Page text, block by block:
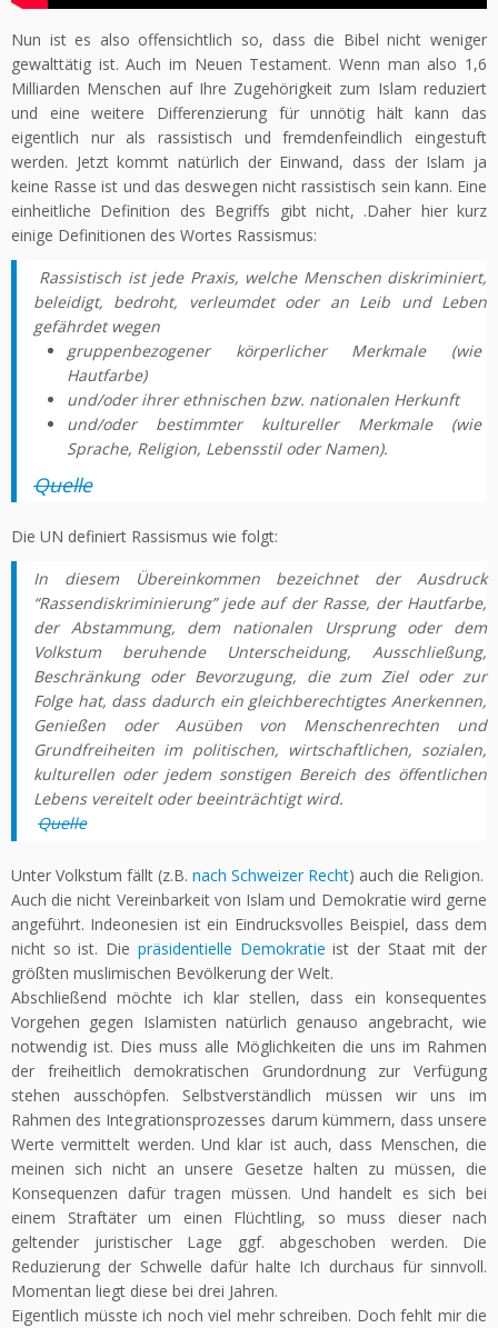
Nun ist es also offensichtlich so, dass die Bibel nicht weniger
gewalttätig ist. Auch im Neuen Testament. Wenn man also 1,6
Milliarden Menschen auf Ihre Zugehörigkeit zum Islam reduziert
und eine weitere Differenzierung für unnötig hält kann das
eigentlich nur als rassistisch und fremdenfeindlich eingestuft
werden. Jetzt kommt natürlich der Einwand, dass der Islam ja
keine Rasse ist und das deswegen nicht rassistisch sein kann. Eine
einheitliche Definition des Begriffs gibt nicht, .Daher hier kurz
einige Definitionen des Wortes Rassismus:
Rassistisch ist jede Praxis, welche Menschen diskriminiert,
beleidigt, bedroht, verleumdet oder an Leib und Leben
gefährdet wegen
gruppenbezogener körperlicher Merkmale (wie
Hautfarbe)
und/oder ihrer ethnischen bzw. nationalen Herkunft
und/oder bestimmter kultureller Merkmale (wie
Sprache, Religion, Lebensstil oder Namen).
Quelle
Die UN definiert Rassismus wie folgt:
In diesem Übereinkommen bezeichnet der Ausdruck
“Rassendiskriminierung” jede auf der Rasse, der Hautfarbe,
der Abstammung, dem nationalen Ursprung oder dem
Volkstum beruhende Unterscheidung, Ausschließung,
Beschränkung oder Bevorzugung, die zum Ziel oder zur
Folge hat, dass dadurch ein gleichberechtigtes Anerkennen,
Genießen oder Ausüben von Menschenrechten und
Grundfreiheiten im politischen, wirtschaftlichen, sozialen,
kulturellen oder jedem sonstigen Bereich des öffentlichen
Lebens vereitelt oder beeinträchtigt wird.
Quelle
Unter Volkstum fällt (z.B. nach Schweizer Recht) auch die Religion.
Auch die nicht Vereinbarkeit von Islam und Demokratie wird gerne
angeführt. Indeonesien ist ein Eindrucksvolles Beispiel, dass dem
nicht so ist. Die präsidentielle Demokratie ist der Staat mit der
größten muslimischen Bevölkerung der Welt.
Abschließend möchte ich klar stellen, dass ein konsequentes
Vorgehen gegen Islamisten natürlich genauso angebracht, wie
notwendig ist. Dies muss alle Möglichkeiten die uns im Rahmen
der freiheitlich demokratischen Grundordnung zur Verfügung
stehen ausschöpfen. Selbstverständlich müssen wir uns im
Rahmen des Integrationsprozesses darum kümmern, dass unsere
Werte vermittelt werden. Und klar ist auch, dass Menschen, die
meinen sich nicht an unsere Gesetze halten zu müssen, die
Konsequenzen dafür tragen müssen. Und handelt es sich bei
einem Straftäter um einen Flüchtling, so muss dieser nach
geltender juristischer Lage ggf. abgeschoben werden. Die
Reduzierung der Schwelle dafür halte Ich durchaus für sinnvoll.
Momentan liegt diese bei drei Jahren.
Eigentlich müsste ich noch viel mehr schreiben. Doch fehlt mir die